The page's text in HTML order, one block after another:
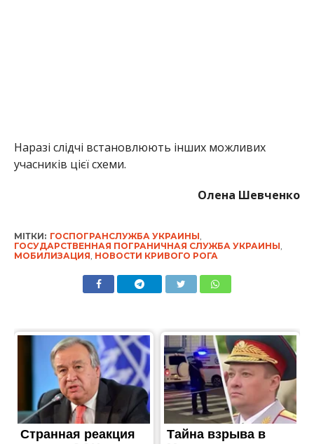
Наразі слідчі встановлюють інших можливих
учасників цієї схеми.
Олена Шевченко
МІТКИ: ГОСПОГРАНСЛУЖБА УКРАИНЫ,
ГОСУДАРСТВЕННАЯ ПОГРАНИЧНАЯ СЛУЖБА УКРАИНЫ,
МОБИЛИЗАЦИЯ, НОВОСТИ КРИВОГО РОГА